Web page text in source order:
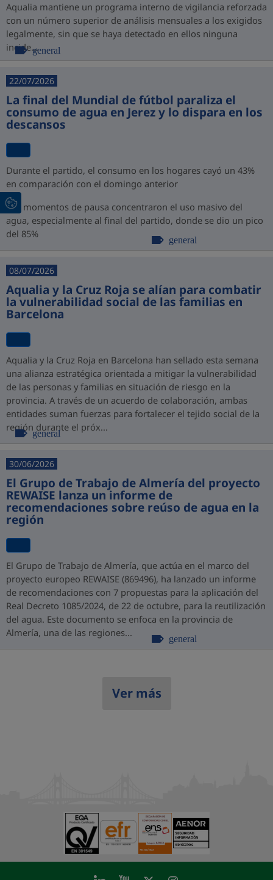
Aqualia mantiene un programa interno de vigilancia reforzada
con un número superior de análisis mensuales a los exigidos
legalmente, sin que se haya detectado en ellos ninguna
incide...general
22/07/2026
La final del Mundial de fútbol paraliza el
consumo de agua en Jerez y lo dispara en los
descansos
Durante el partido, el consumo en los hogares cayó un 43%
en comparación con el domingo anterior
Los momentos de pausa concentraron el uso masivo del
agua, especialmente al final del partido, donde se dio un pico
del 85%
general
08/07/2026
Aqualia y la Cruz Roja se alían para combatir
la vulnerabilidad social de las familias en
Barcelona
Aqualia y la Cruz Roja en Barcelona han sellado esta semana
una alianza estratégica orientada a mitigar la vulnerabilidad
de las personas y familias en situación de riesgo en la
provincia. A través de un acuerdo de colaboración, ambas
entidades suman fuerzas para fortalecer el tejido social de la
región durante el próx...
general
30/06/2026
El Grupo de Trabajo de Almería del proyecto
REWAISE lanza un informe de
recomendaciones sobre reúso de agua en la
región
El Grupo de Trabajo de Almería, que actúa en el marco del
proyecto europeo REWAISE (869496), ha lanzado un informe
de recomendaciones con 7 propuestas para la aplicación del
Real Decreto 1085/2024, de 22 de octubre, para la reutilización
del agua. Este documento se enfoca en la provincia de
Almería, una de las regiones...
general
Ver más